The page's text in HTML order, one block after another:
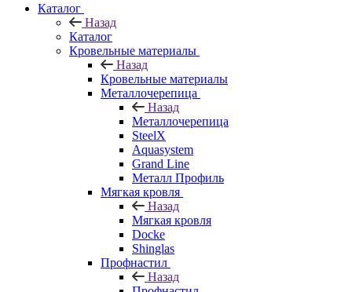
Каталог
Назад
Каталог
Кровельные материалы
Назад
Кровельные материалы
Металлочерепица
Назад
Металлочерепица
SteelX
Aquasystem
Grand Line
Металл Профиль
Мягкая кровля
Назад
Мягкая кровля
Docke
Shinglas
Профнастил
Назад